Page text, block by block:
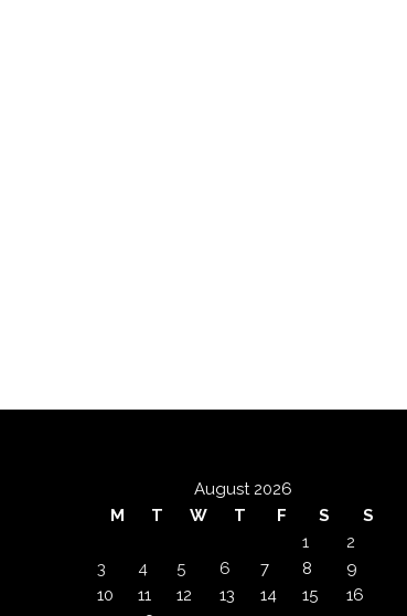
August 2026
M
T W T F S
S
1
2
3
4 5 6 7 8
9
10
11 12 13 14 15
16